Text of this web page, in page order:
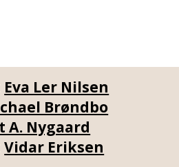
Eva Ler Nilsen
Brøndbo
A. Nygaard
Vidar Eriksen